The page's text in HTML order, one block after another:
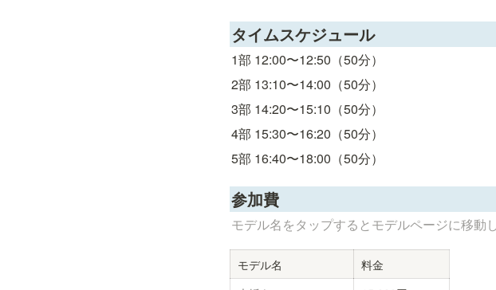
タイムスケジュール
1部 12:00〜12:50（50分）
2部 13:10〜14:00（50分）
3部 14:20〜15:10（50分）
4部 15:30〜16:20（50分）
5部 16:40〜18:00（50分）
参加費
モデル名をタップするとモデルページに移動し
モデル名
料金